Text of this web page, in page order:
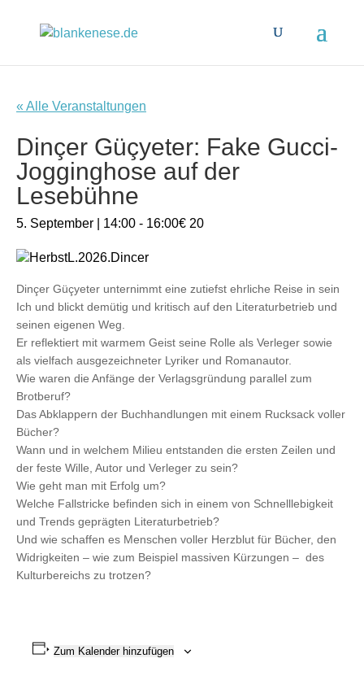
« Alle Veranstaltungen
Dinçer Güçyeter: Fake Gucci-
Jogginghose auf der
Lesebühne
5. September | 14:00 - 16:00€ 20
Dinçer Güçyeter unternimmt eine zutiefst ehrliche Reise in sein
Ich und blickt demütig und kritisch auf den Literaturbetrieb und
seinen eigenen Weg.
Er reflektiert mit warmem Geist seine Rolle als Verleger sowie
als vielfach ausgezeichneter Lyriker und Romanautor.
Wie waren die Anfänge der Verlagsgründung parallel zum
Brotberuf?
Das Abklappern der Buchhandlungen mit einem Rucksack voller
Bücher?
Wann und in welchem Milieu entstanden die ersten Zeilen und
der feste Wille, Autor und Verleger zu sein?
Wie geht man mit Erfolg um?
Welche Fallstricke befinden sich in einem von Schnelllebigkeit
und Trends geprägten Literaturbetrieb?
Und wie schaffen es Menschen voller Herzblut für Bücher, den
Widrigkeiten – wie zum Beispiel massiven Kürzungen – des
Kulturbereichs zu trotzen?
Zum Kalender hinzufügen